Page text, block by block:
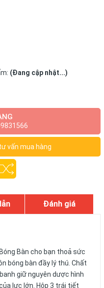
(Đang cập nhật...)
vấn mua hàng
Đánh giá
Bàn cho bạn thoả sức
bóng bàn đầy lý thú. Chất
giữ nguyên dược hình
lực lớn. Hộp 3 trái tiết